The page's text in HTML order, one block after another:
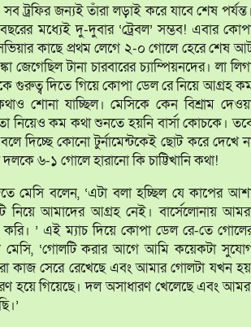
সব ট্রফির জন্যই তাঁরা লড়াই করে যাবে শেষ
মধ্যেই দু-দুবার ‘ট্রেবল’ সম্ভব! এবার
কাছে প্রথম লেগে ২-০ গোলে হেরে শেষ
জেগেছিল টানা চারবারের চ্যাম্পিয়নদের। লা
গুরুত্ব দিতে গিয়ে কোপা ডেল রে নিয়ে আগ্রহ
শোনা যাচ্ছিল। মেসিকে কেন বিশ্রাম
নিয়েও কম কথা শুনতে হয়নি বার্সা কোচকে।
দিচ্ছে কোনো টুর্নামেন্টকেই ছোট করে দেখে
দলকে ৬-১ গোলে হারানো কি চাট্টিখানি কথা!
মেসি বলেন, ‘এটা বলা হচ্ছিল যে কাপের
নিয়ে আমাদের আগ্রহ নেই। বার্সেলোনায়
’ এই ম্যাচ দিয়ে কোপা ডেল রে-তে
মেসি, ‘গোলটি করার আগে আমি কয়েকটা
কাজ সেরে রেখেছে এবং আমার গোলটা যখন
হয়ে গিয়েছে। দল অসাধারণ খেলেছে এবং